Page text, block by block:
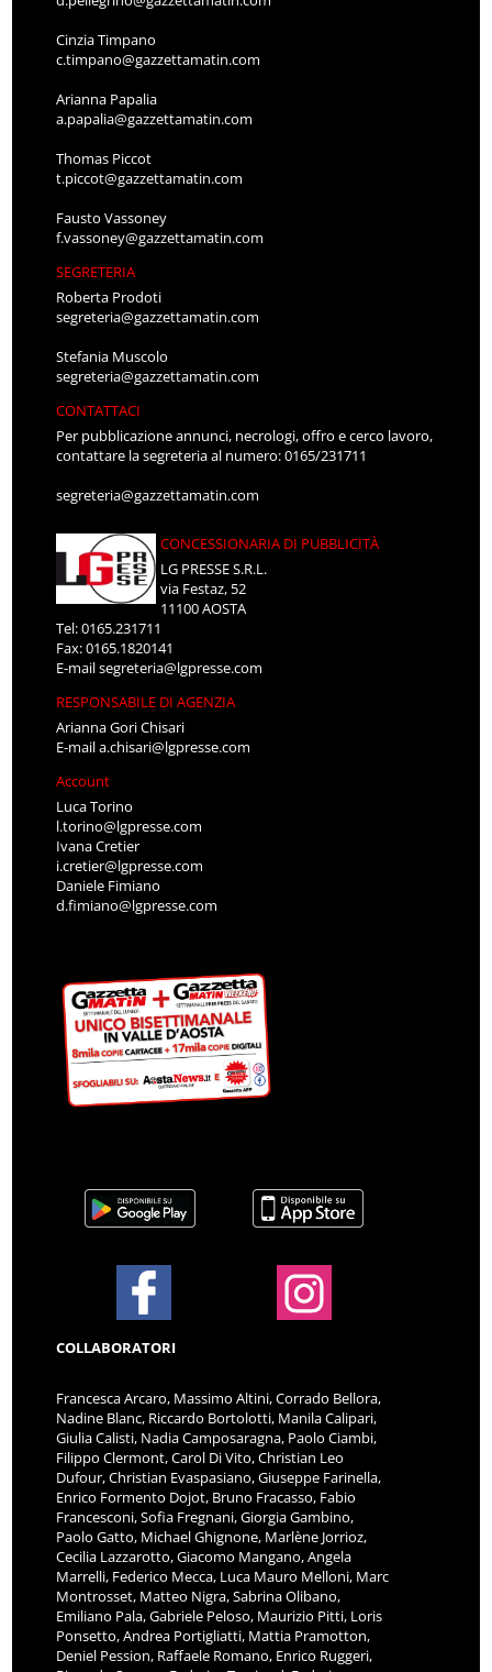
Cinzia Timpano
c.timpano@gazzettamatin.com
Arianna Papalia
a.papalia@gazzettamatin.com
Thomas Piccot
t.piccot@gazzettamatin.com
Fausto Vassoney
f.vassoney@gazzettamatin.com
SEGRETERIA
Roberta Prodoti
segreteria@gazzettamatin.com
Stefania Muscolo
segreteria@gazzettamatin.com
CONTATTACI
Per pubblicazione annunci, necrologi, offro e cerco lavoro,
contattare la segreteria al numero: 0165/231711
segreteria@gazzettamatin.com
CONCESSIONARIA DI PUBBLICITÀ
LG PRESSE S.R.L.
via Festaz, 52
11100 AOSTA
Tel: 0165.231711
Fax: 0165.1820141
E-mailsegreteria@lgpresse.com
RESPONSABILE DI AGENZIA
Arianna Gori Chisari
E-maila.chisari@lgpresse.com
Account
Luca Torino
l.torino@lgpresse.com
Ivana Cretier
i.cretier@lgpresse.com
Daniele Fimiano
d.fimiano@lgpresse.com
COLLABORATORI
Francesca Arcaro, Massimo Altini, Corrado Bellora,
Nadine Blanc, Riccardo Bortolotti, Manila Calipari,
Giulia Calisti, Nadia Camposaragna, Paolo Ciambi,
Filippo Clermont, Carol Di Vito, Christian Leo
Dufour, Christian Evaspasiano, Giuseppe Farinella,
Enrico Formento Dojot, Bruno Fracasso, Fabio
Francesconi, Sofia Fregnani, Giorgia Gambino,
Paolo Gatto, Michael Ghignone, Marlène Jorrioz,
Cecilia Lazzarotto, Giacomo Mangano, Angela
Marrelli, Federico Mecca, Luca Mauro Melloni, Marc
Montrosset, Matteo Nigra, Sabrina Olibano,
Emiliano Pala, Gabriele Peloso, Maurizio Pitti, Loris
Ponsetto, Andrea Portigliatti, Mattia Pramotton,
Deniel Pession, Raffaele Romano, Enrico Ruggeri,